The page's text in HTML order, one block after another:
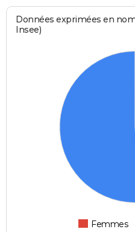
Données exprimées en
Insee)
Femmes